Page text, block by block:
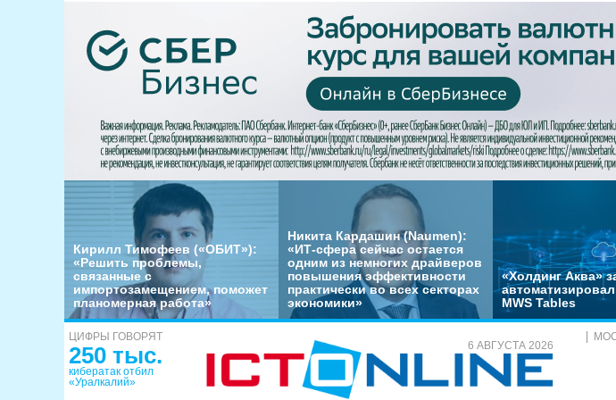
Кирилл Тимофеев («ОБИТ»):
«Решить проблемы,
связанные с
импортозамещением, поможет
планомерная работа»
Никита Кардашин (Naumen):
«ИТ-сфера сейчас остается
одним из немногих драйверов
повышения эффективности
практически во всех секторах
экономики»
«Холдинг Аква»
MWS Tables
ЦИФРЫ ГОВОРЯТ
250 тыс.
кибератак отбил
«Уралкалий»
6 АВГУСТА 2026